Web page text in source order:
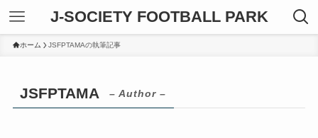
J-SOCIETY FOOTBALL PARK
ホーム JSFPTAMAの執筆記事
JSFPTAMA – Author –